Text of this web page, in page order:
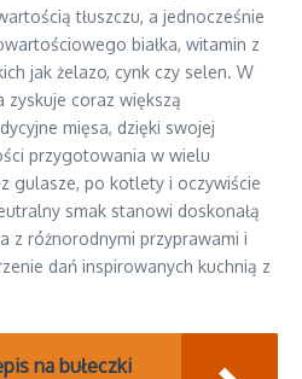
tłuszczu, a jednocześnie
białka, witamin z
jak żelazo, cynk czy selen. W
zyskuje coraz większą
mięsa, dzięki swojej
przygotowania w wielu
gulasze, po kotlety i oczywiście
smak stanowi doskonałą
z różnorodnymi przyprawami i
dań inspirowanych kuchnią z
na bułeczki